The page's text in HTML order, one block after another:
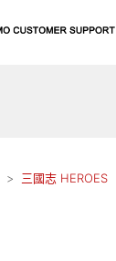
三國志 HEROES